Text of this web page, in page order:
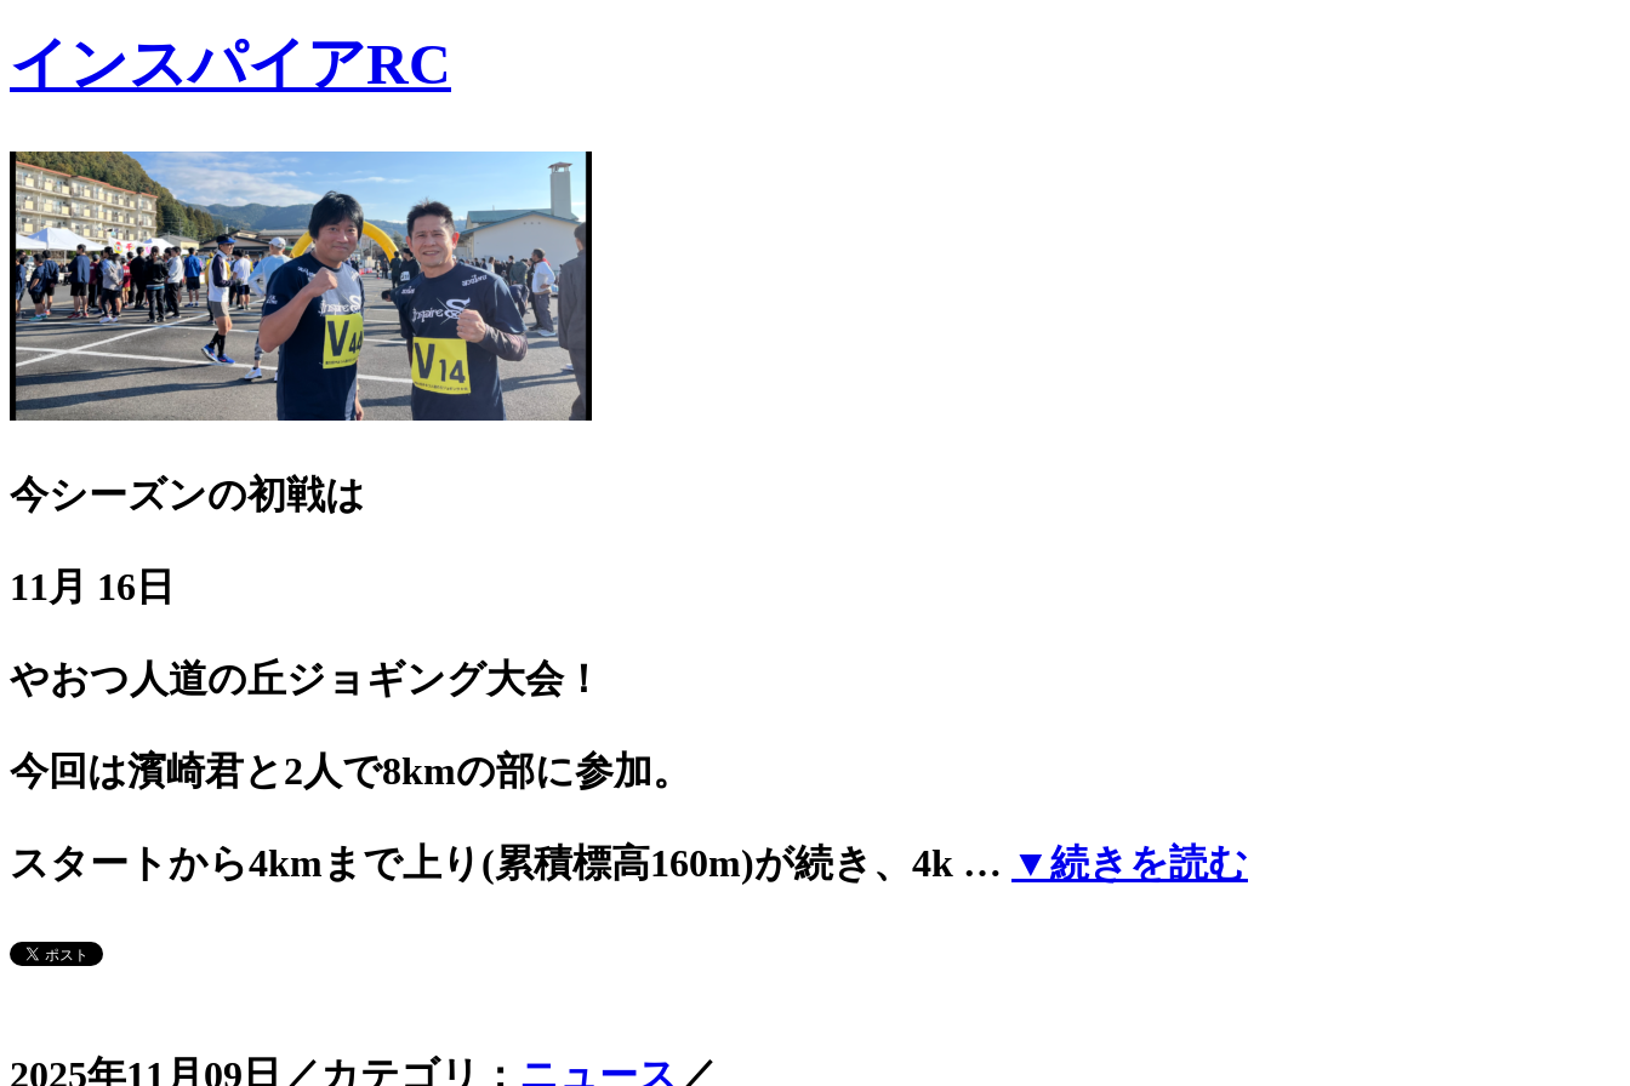
インスパイアRC
今シーズンの初戦は
11月 16日
やおつ人道の丘ジョギング大会！
今回は濱崎君と2人で8kmの部に参加。
スタートから4kmまで上り(累積標高160m)が続き、4k … ▼続きを読む
2025年11月09日／カテゴリ： ニュース ／